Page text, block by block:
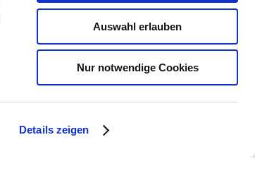
Details zeigen
Auswahl erlauben
Nur notwendige Cookies